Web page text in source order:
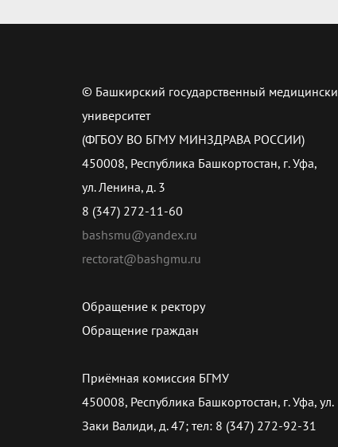
© Башкирский государственный
университет
(ФГБОУ ВО БГМУ МИНЗДРАВА РОССИИ)
450008, Республика Башкортостан, г. Уфа,
ул. Ленина, д. 3
8 (347) 272-11-60
bashsmu@yandex.ru
rectorat@bashgmu.ru
Обращение к ректору
Обращение граждан
Приёмная комиссия БГМУ
450008, Республика Башкортостан, г. Уфа, ул.
Заки Валиди, д. 47; тел: 8 (347) 272-92-31